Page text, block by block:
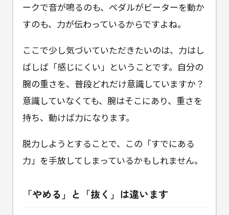
ークで音が鳴るのも、ペダルがビーターを動か
すのも、力が伝わっているからですよね。
ここで少し気づいていただきたいのは、力はし
ばしば「感じにくい」ということです。自分の
腕の重さを、普段どれだけ意識していますか？
意識していなくても、腕はそこにあり、重さを
持ち、動けば力になります。
脱力しようとすることで、この「すでにある
力」を手放してしまっているかもしれません。
「やめる」と「抜く」は違います